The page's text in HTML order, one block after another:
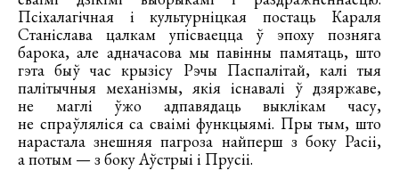
Псіхалагічная і культурніцкая постаць Караля
Станіслава цалкам упісваецца ў эпоху позняга
барока, але адначасова мы павінны памятаць, што
гэта быў час крызісу Рэчы Паспалітай, калі тыя
палітычныя механізмы, якія існавалі ў дзяржаве,
не маглі ўжо адпавядаць выклікам часу,
не спраўляліся са сваімі функцыямі. Пры тым, што
нарастала знешняя пагроза найперш з боку Расіі,
а потым — з боку Аўстрыі і Прусіі.